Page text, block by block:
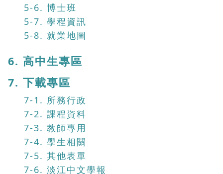
5-6. 博士班
5-7. 學程資訊
5-8. 就業地圖
6. 高中生專區
7. 下載專區
7-1. 所務行政
7-2. 課程資料
7-3. 教師專用
7-4. 學生相關
7-5. 其他表單
7-6. 淡江中文學報